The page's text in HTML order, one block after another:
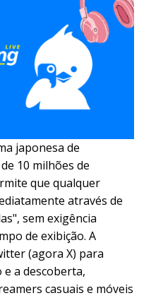
japonesa de
10 milhões de
que qualquer
através de
sem exigência
de exibição. A
(agora X) para
a descoberta,
casuais e móveis